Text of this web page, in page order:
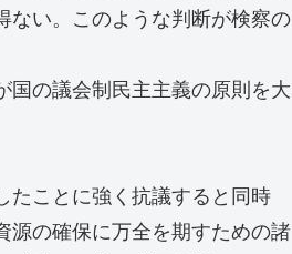
ない。このような判断が検察の
国の議会制民主主義の原則を大
たことに強く抗議すると同時
源の確保に万全を期すための諸